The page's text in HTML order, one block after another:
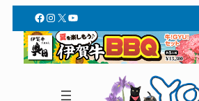
Facebook
Instagram
X YouTube